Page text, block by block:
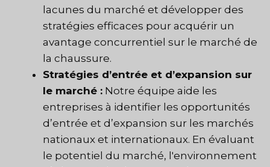
lacunes du marché et développer des
stratégies efficaces pour acquérir un
avantage concurrentiel sur le marché de
la chaussure.
Stratégies d’entrée et d’expansion sur
le marché : Notre équipe aide les
entreprises à identifier les opportunités
d’entrée et d’expansion sur les marchés
nationaux et internationaux. En évaluant
le potentiel du marché, l'environnement